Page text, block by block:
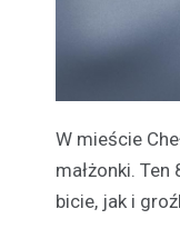
W mieście
małżonki.
bicie, jak i